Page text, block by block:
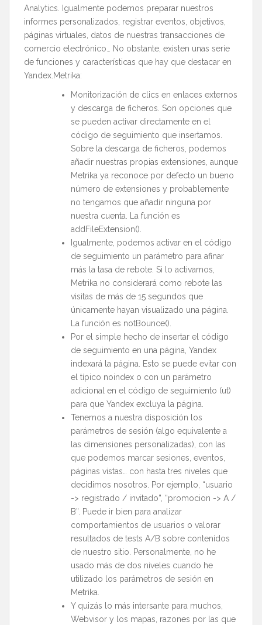
Analytics. Igualmente podemos preparar nuestros
informes personalizados, registrar eventos, objetivos,
páginas virtuales, datos de nuestras transacciones de
comercio electrónico… No obstante, existen unas serie
de funciones y características que hay que destacar en
Yandex.Metrika:
Monitorización de clics en enlaces externos
y descarga de ficheros. Son opciones que
se pueden activar directamente en el
código de seguimiento que insertamos.
Sobre la descarga de ficheros, podemos
añadir nuestras propias extensiones, aunque
Metrika ya reconoce por defecto un bueno
número de extensiones y probablemente
no tengamos que añadir ninguna por
nuestra cuenta. La función es
addFileExtension().
Igualmente, podemos activar en el código
de seguimiento un parámetro para afinar
más la tasa de rebote. Si lo activamos,
Metrika no considerará como rebote las
visitas de más de 15 segundos que
únicamente hayan visualizado una página.
La función es notBounce().
Por el simple hecho de insertar el código
de seguimiento en una página, Yandex
indexará la página. Esto se puede evitar con
el típico noindex o con un parámetro
adicional en el código de seguimiento (ut)
para que Yandex excluya la página.
Tenemos a nuestra disposición los
parámetros de sesión (algo equivalente a
las dimensiones personalizadas), con las
que podemos marcar sesiones, eventos,
páginas vistas… con hasta tres niveles que
decidimos nosotros. Por ejemplo, “usuario
-> registrado / invitado”, “promocion -> A /
B”. Puede ir bien para analizar
comportamientos de usuarios o valorar
resultados de tests A/B sobre contenidos
de nuestro sitio. Personalmente, no he
usado más de dos niveles cuando he
utilizado los parámetros de sesión en
Metrika.
Y quizás lo más intersante para muchos,
Webvisor y los mapas, razones por las que